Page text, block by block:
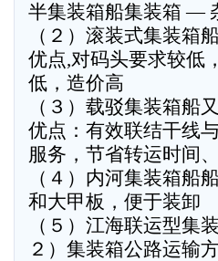
半集装箱船集装箱 —
（２）滚装式集装箱
优点,对码头要求较低
低，造价高
（３）载驳集装箱船
优点：有效联结干线
服务，节省转运时间
（４）内河集装箱船
和大甲板，便于装卸
（５）江海联运型集
２）集装箱公路运输